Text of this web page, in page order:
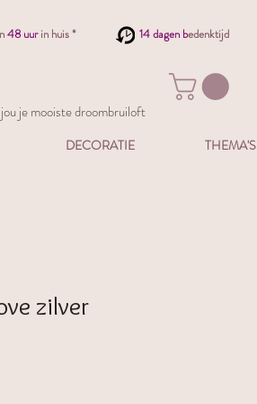
48 uur in huis * 14 dagen bedenktijd
je mooiste droombruiloft
DECORATIE THEMA'S
zilver